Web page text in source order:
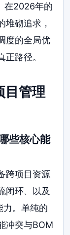
在2026年的
堆砌追求，
度的全局优
路径。
目管理
些核心能
跨项目资源
闭环、以及
力。单纯的
冲突与BOM